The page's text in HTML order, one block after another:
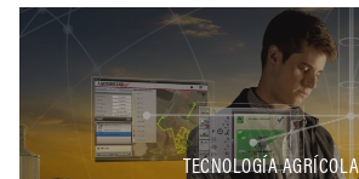
TECNOLOGÍA AGRÍCOLA